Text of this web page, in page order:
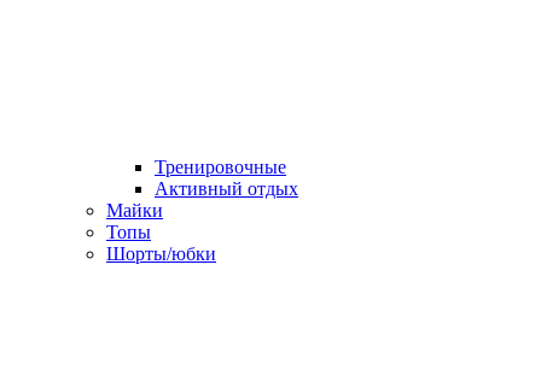
Тренировочные
Активный отдых
Майки
Топы
Шорты/юбки